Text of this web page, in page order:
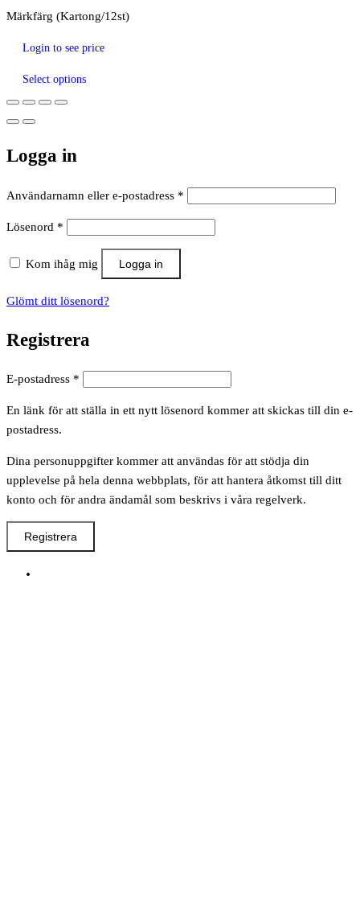
Märkfärg (Kartong/12st)
Login to see price
Select options
Logga in
Användarnamn eller e-postadress *
Lösenord *
Kom ihåg mig Logga in
Glömt ditt lösenord?
Registrera
E-postadress *
En länk för att ställa in ett nytt lösenord kommer att skickas till din e-
postadress.
Dina personuppgifter kommer att användas för att stödja din
upplevelse på hela denna webbplats, för att hantera åtkomst till ditt
konto och för andra ändamål som beskrivs i våra regelverk.
Registrera